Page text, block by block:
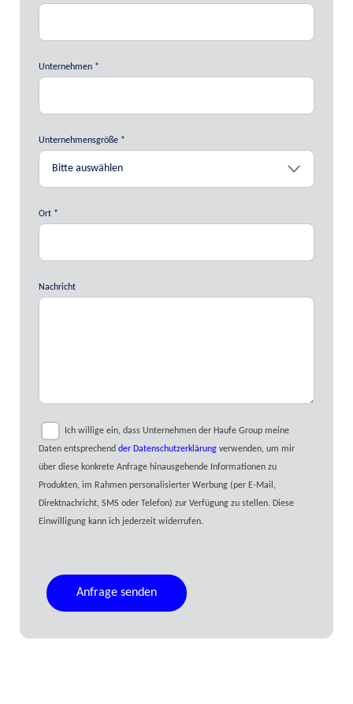
Unternehmen
Unternehmensgröße
Ort
Nachricht
Ich willige ein, dass Unternehmen der Haufe Group meine
Daten entsprechendder Datenschutzerklärung verwenden, um mir
über diese konkrete Anfrage hinausgehende Informationen zu
Produkten, im Rahmen personalisierter Werbung (per E-Mail,
Direktnachricht, SMS oder Telefon) zur Verfügung zu stellen. Diese
Einwilligung kann ich jederzeit widerrufen.